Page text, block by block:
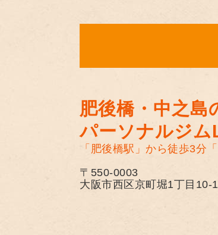
肥後橋・中之島
パーソナルジ
「肥後橋駅」から徒歩3分
〒550-0003
大阪市西区京町堀1丁目10-